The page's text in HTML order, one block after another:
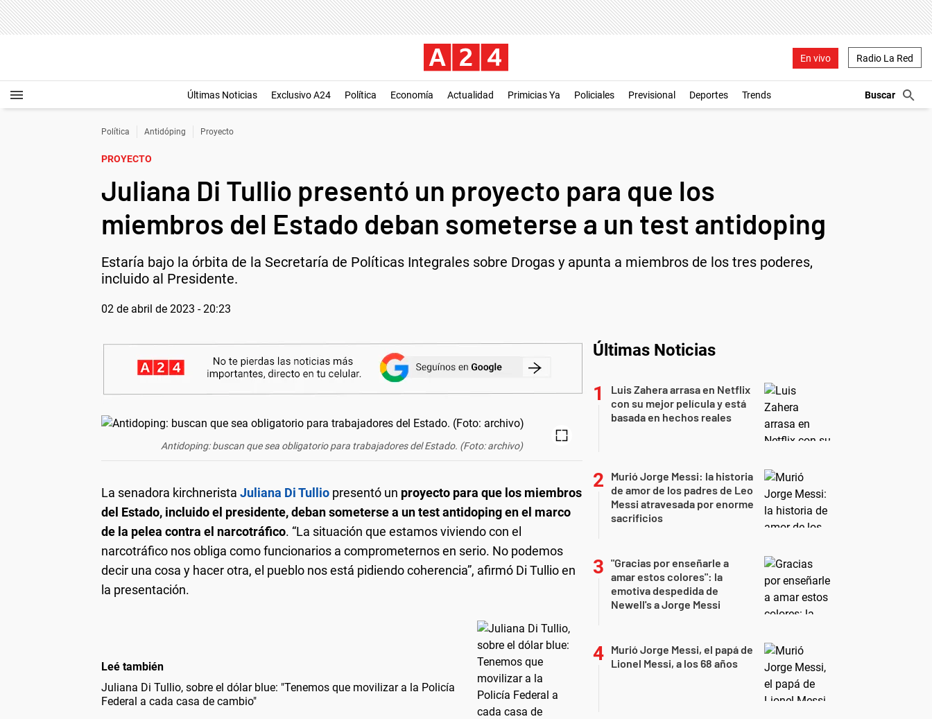
En vivo Radio La Red
Últimas Noticias Exclusivo A24 Política Economía Actualidad Primicias Ya Policiales Previsional Deportes Trends
Política Antidóping Proyecto
PROYECTO
Juliana Di Tullio presentó un proyecto para que los
miembros del Estado deban someterse a un test antidoping
Estaría bajo la órbita de la Secretaría de Políticas Integrales sobre Drogas y apunta a miembros de los tres poderes,
incluido al Presidente.
02 de abril de 2023 - 20:23
Antidoping: buscan que sea obligatorio para trabajadores del Estado. (Foto: archivo)
La senadora kirchnerista Juliana Di Tullio presentó un proyecto para que los miembros
del Estado, incluido el presidente, deban someterse a un test antidoping en el marco
de la pelea contra el narcotráfico. “La situación que estamos viviendo con el
narcotráfico nos obliga como funcionarios a comprometernos en serio. No podemos
decir una cosa y hacer otra, el pueblo nos está pidiendo coherencia”, afirmó Di Tullio en
la presentación.
Leé también
Juliana Di Tullio, sobre el dólar blue: "Tenemos que movilizar a la Policía
Federal a cada casa de cambio"
Últimas Noticias
Luis Zahera arrasa en Netflix
con su mejor película y está
basada en hechos reales
Murió Jorge Messi: la historia
de amor de los padres de Leo
Messi atravesada por enorme
sacrificios
"Gracias por enseñarle a
amar estos colores": la
emotiva despedida de
Newell's a Jorge Messi
Murió Jorge Messi, el papá de
Lionel Messi, a los 68 años